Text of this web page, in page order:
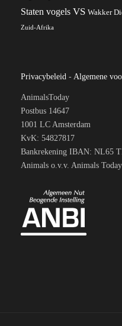
Staten vogels VS Wakker
Zuid-Afrika
Privacybeleid - Algemene
AnimalsToday
Postbus 14647
1001 LC Amsterdam
KvK: 54827817
Bankrekening IBAN: NL65
Animals o.v.v. Animals Today